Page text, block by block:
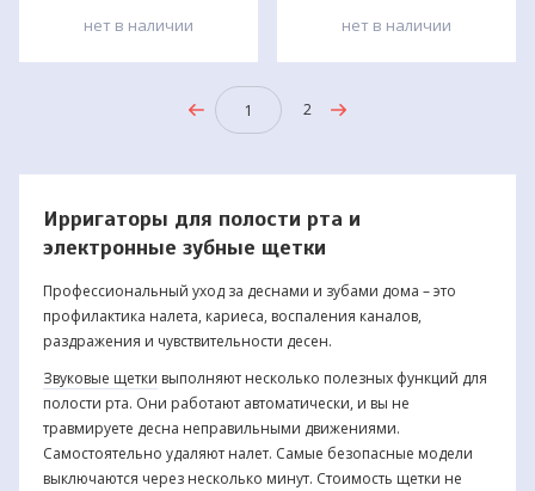
нет в наличии нет в наличии
1 2
Ирригаторы для полости рта и
электронные зубные щетки
Профессиональный уход за деснами и зубами дома – это
профилактика налета, кариеса, воспаления каналов,
раздражения и чувствительности десен.
Звуковые щетки выполняют несколько полезных функций для
полости рта. Они работают автоматически, и вы не
травмируете десна неправильными движениями.
Самостоятельно удаляют налет. Самые безопасные модели
выключаются через несколько минут. Стоимость щетки не